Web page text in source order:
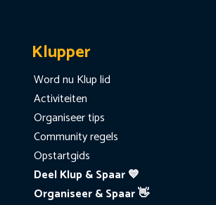
Klupper
Word nu Klup lid
Activiteiten
Organiseer tips
Community regels
Opstartgids
Deel Klup & Spaar 💙
Organiseer & Spaar 👋